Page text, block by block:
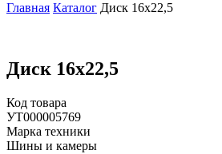
Главная Каталог Диск 16х22,5
Диск 16х22,5
Код товара
УТ000005769
Марка техники
Шины и камеры